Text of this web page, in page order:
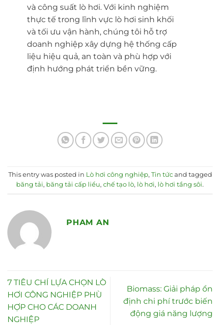
và công suất lò hơi. Với kinh nghiệm
thực tế trong lĩnh vực lò hơi sinh khối
và tối ưu vận hành, chúng tôi hỗ trợ
doanh nghiệp xây dựng hệ thống cấp
liệu hiệu quả, an toàn và phù hợp với
định hướng phát triển bền vững.
This entry was posted in Lò hơi công nghiệp, Tin tứcand tagged
băng tải, băng tải cấp liểu, chế tạo lò, lò hơi, lò hơi tầng sôi.
PHAM AN
7 TIÊU CHÍ LỰA CHỌN LÒ
HƠI CÔNG NGHIỆP PHÙ
HỢP CHO CÁC DOANH
NGHIỆP
Biomass: Giải pháp ổn
định chi phí trước biến
động giá năng lượng